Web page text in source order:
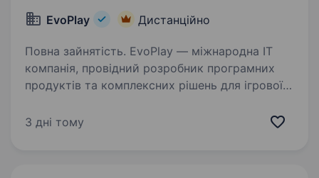
EvoPlay Дистанційно
Повна зайнятість. EvoPlay — міжнародна IT
компанія, провідний розробник програмних
продуктів та комплексних рішень для ігрової
у нас відкрито вакансію Customer Support
3 дні тому